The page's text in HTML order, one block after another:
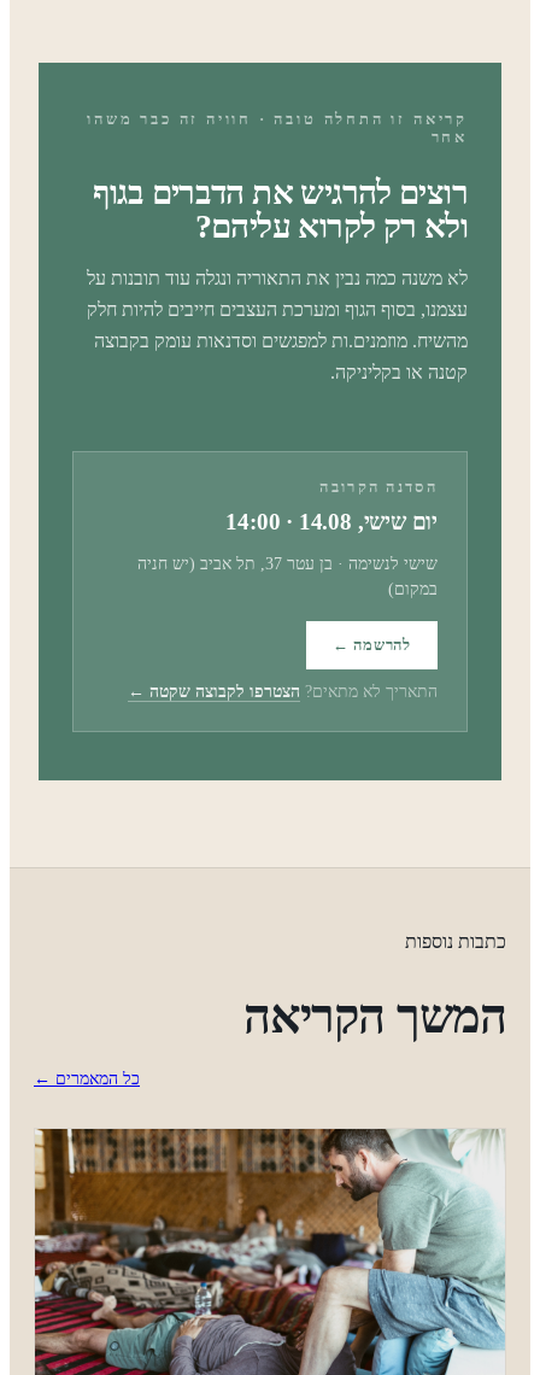
קריאה זו התחלה טובה · חוויה זה כבר משהו
אחר
רוצים להרגיש את הדברים בגוף
ולא רק לקרוא עליהם?
לא משנה כמה נבין את התאוריה ונגלה עוד תובנות על
עצמנו, בסוף הגוף ומערכת העצבים חייבים להיות חלק
מהשיח. מוזמנים.ות למפגשים וסדנאות עומק בקבוצה
קטנה או בקליניקה.
הסדנה הקרובה
יום שישי, 14.08 · 14:00
שישי לנשימה · בן עטר 37, תל אביב (יש חניה
במקום)
להרשמה ←
התאריך לא מתאים? הצטרפו לקבוצה שקטה ←
כתבות נוספות
המשך הקריאה
כל המאמרים ←